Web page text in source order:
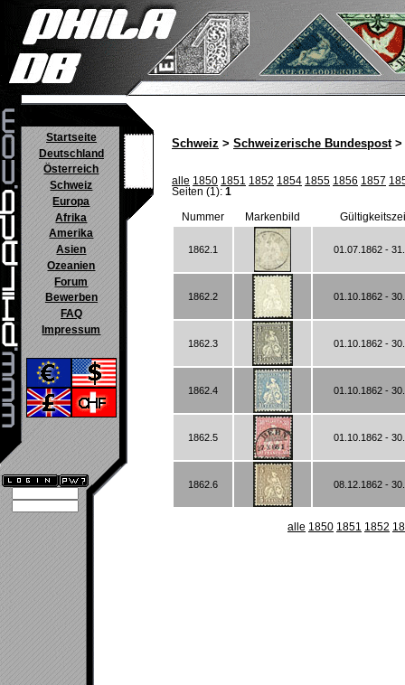
Startseite
Deutschland
Österreich
Schweiz
Europa
Afrika
Amerika
Asien
Ozeanien
Forum
Bewerben
FAQ
Impressum
Schweiz > Schweizerische Bundespost>
alle 1850 1851 1852 1854 1855 1856 1857
Seiten (1): 1
Nummer Markenbild
1862.1 01.07.1862 -
1862.2 01.10.1862 -
1862.3 01.10.1862 -
1862.4 01.10.1862 -
1862.5 01.10.1862 -
1862.6 08.12.1862 -
alle 1850 1851 1852